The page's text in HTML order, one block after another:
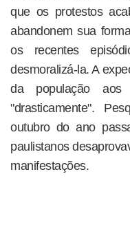
que os protestos
abandonem sua
os recentes
desmoralizá-la. A
da população aos
"drasticamente".
outubro do ano
paulistanos
manifestações.